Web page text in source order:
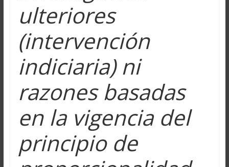
ulteriores
(intervención
indiciaria) ni
razones basadas
en la vigencia del
principio de